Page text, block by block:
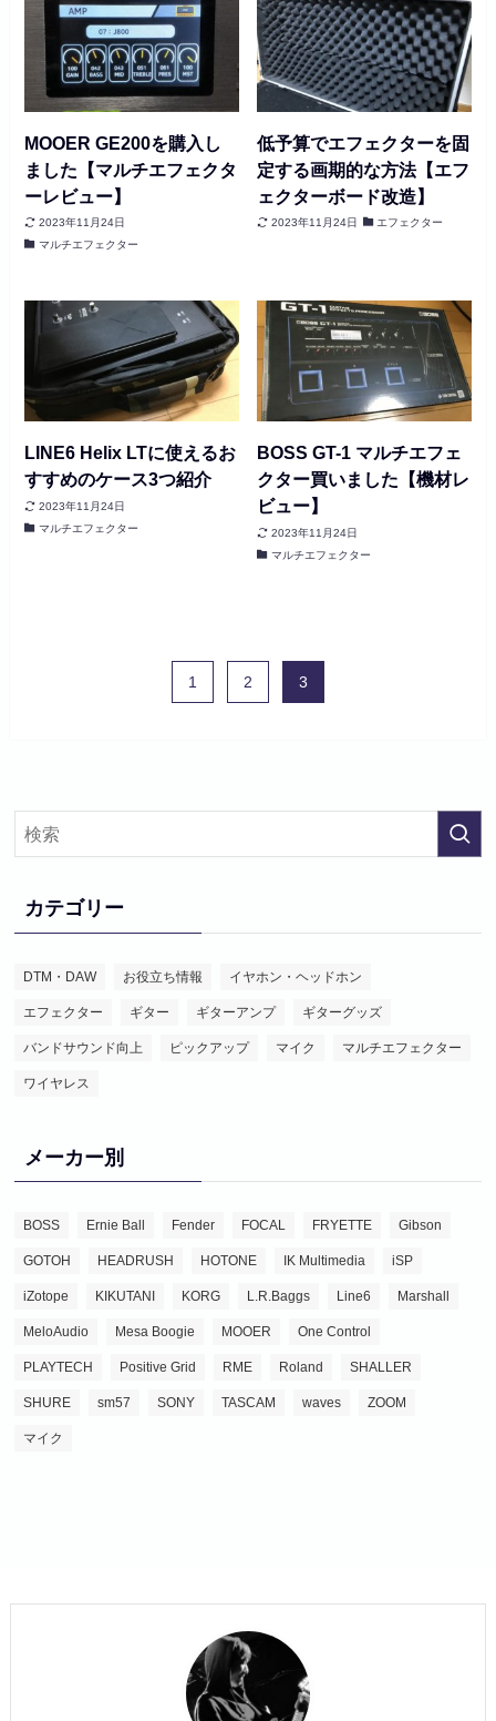
MOOER GE200を購入し
ました【マルチエフェクタ
ーレビュー】
2023年11月24日
マルチエフェクター
低予算でエフェクターを固
定する画期的な方法【エフ
ェクターボード改造】
2023年11月24日 エフェクター
LINE6 Helix LTに使えるお
すすめのケース3つ紹介
2023年11月24日
マルチエフェクター
BOSS GT-1 マルチエフェ
クター買いました【機材レ
ビュー】
2023年11月24日
マルチエフェクター
1 2 3
カテゴリー
DTM・DAW お役立ち情報 イヤホン・ヘッドホン
エフェクター ギター ギターアンプ ギターグッズ
バンドサウンド向上 ピックアップ マイク マルチエフェクター
ワイヤレス
メーカー別
BOSS Ernie Ball Fender FOCAL FRYETTE Gibson
GOTOH HEADRUSH HOTONE IK Multimedia iSP
iZotope KIKUTANI KORG L.R.Baggs Line6 Marshall
MeloAudio Mesa Boogie MOOER One Control
PLAYTECH Positive Grid RME Roland SHALLER
SHURE sm57 SONY TASCAM waves ZOOM
マイク